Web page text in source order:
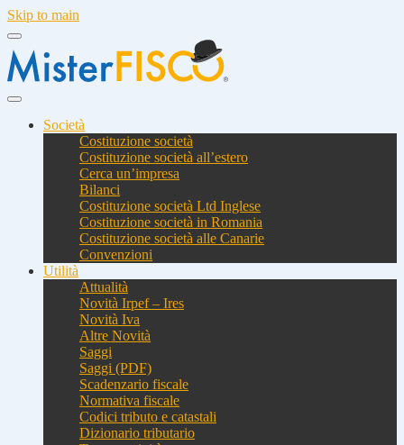
Skip to main
Società
Costituzione società
Costituzione società all’estero
Cerca un’impresa
Bilanci
Costituzione società Ltd Inglese
Costituzione società in Romania
Costituzione società alle Canarie
Convenzioni
Utilità
Attualità
Novità Irpef – Ires
Novità Iva
Altre Novità
Saggi
Saggi (PDF)
Scadenzario fiscale
Normativa fiscale
Codici tributo e catastali
Dizionario tributario